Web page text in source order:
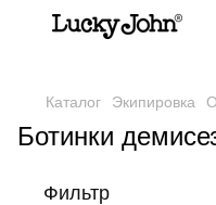
Каталог Экипировка
Ботинки
Фильтр